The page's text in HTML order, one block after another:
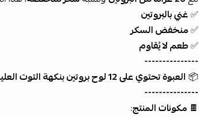
✅غني بالبروتين
✅منخفض السكر
✅طعم لا يُقاوم
---------------
📦 العبوة تحتوي على 12 لوح بروتين بنكهة التوت العليق والشوكولاتة الداكنة.
---------------
🍫 مكونات المنتج: